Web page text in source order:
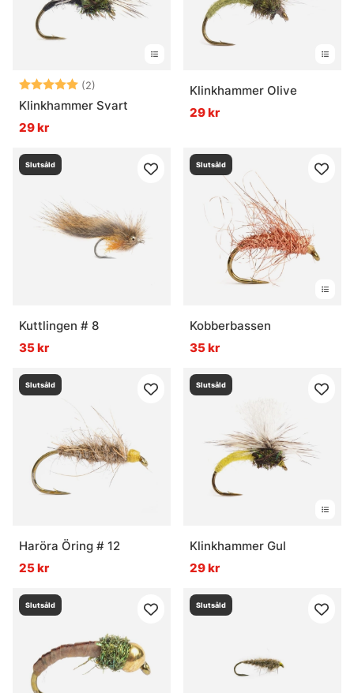
Betyg: (2)
5.0 utav 5 stjärnor
Klinkhammer Svart
29 kr
Klinkhammer Olive
29 kr
Slutsåld
Kuttlingen # 8
35 kr
Slutsåld
Kobberbassen
35 kr
Slutsåld
Haröra Öring # 12
25 kr
Slutsåld
Klinkhammer Gul
29 kr
Slutsåld Slutsåld